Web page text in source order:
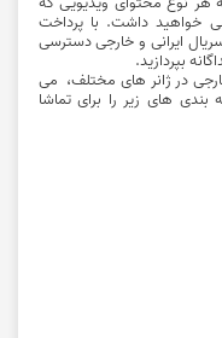
خواهید داشت. با پرداخت
ایرانی و خارجی دسترسی
بپردازید.
در ژانر های مختلف، می
های زیر را برای تماشا